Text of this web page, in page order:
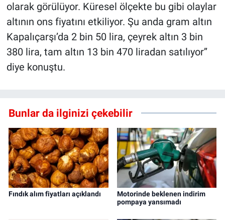
olarak görülüyor. Küresel ölçekte bu gibi olaylar
altının ons fiyatını etkiliyor. Şu anda gram altın
Kapalıçarşı’da 2 bin 50 lira, çeyrek altın 3 bin
380 lira, tam altın 13 bin 470 liradan satılıyor’’
diye konuştu.
Bunlar da ilginizi çekebilir
Fındık alım fiyatları açıklandı
Motorinde beklenen indirim
pompaya yansımadı